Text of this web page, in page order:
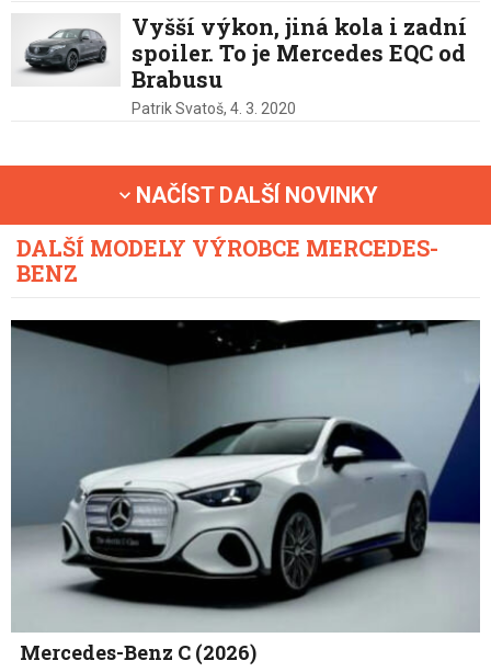
Vyšší výkon, jiná kola i zadní
spoiler. To je Mercedes EQC od
Brabusu
Patrik Svatoš, 4. 3. 2020
NAČÍST DALŠÍ NOVINKY
DALŠÍ MODELY VÝROBCE MERCEDES-
BENZ
Mercedes-Benz C (2026)